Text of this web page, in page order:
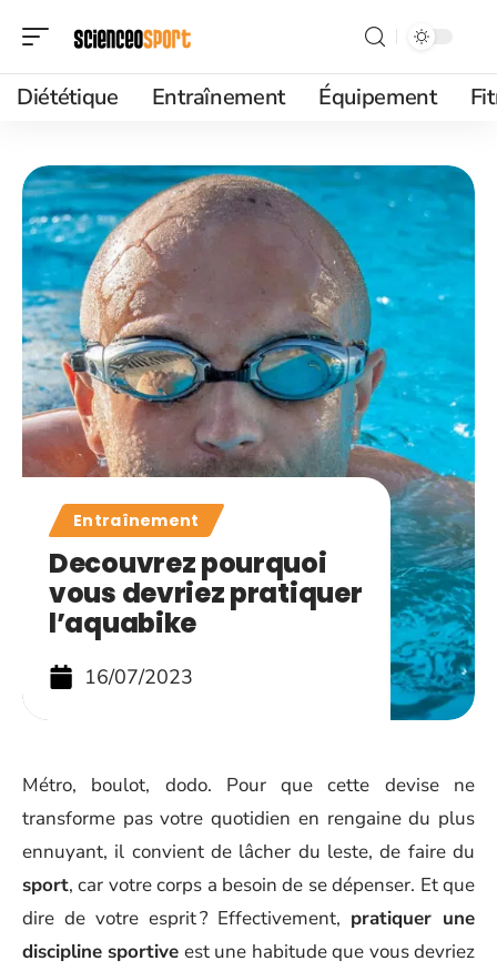
Diététique Entraînement Équipement
Entraînement
Decouvrez pourquoi
vous devriez pratiquer
l’aquabike
16/07/2023
Métro, boulot, dodo. Pour que cette devise ne
transforme pas votre quotidien en rengaine du plus
ennuyant, il convient de lâcher du leste, de faire du
sport, car votre corps a besoin de se dépenser. Et que
dire de votre esprit ? Effectivement, pratiquer une
discipline sportive est une habitude que vous devriez